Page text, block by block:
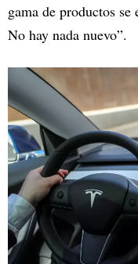
gama de productos se
No hay nada nuevo”.